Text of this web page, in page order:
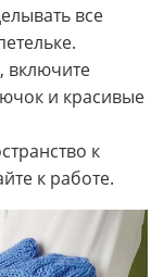
все
включите
и красивые
к
к работе.